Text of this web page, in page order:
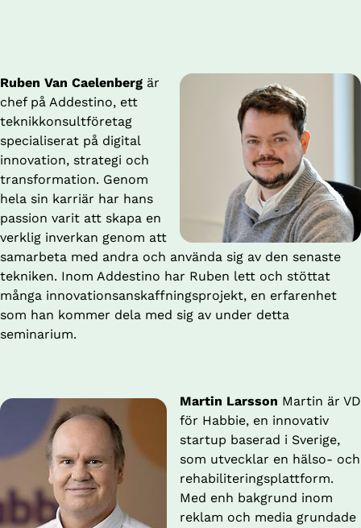
Ruben Van Caelenberg är
chef på Addestino, ett
teknikkonsultföretag
specialiserat på digital
innovation, strategi och
transformation. Genom
hela sin karriär har hans
passion varit att skapa en
verklig inverkan genom att
samarbeta med andra och använda sig av den senaste
tekniken. Inom Addestino har Ruben lett och stöttat
många innovationsanskaffningsprojekt, en erfarenhet
som han kommer dela med sig av under detta
seminarium.
Martin Larsson Martin är VD
för Habbie, en innovativ
startup baserad i Sverige,
som utvecklar en hälso- och
rehabiliteringsplattform.
Med enh bakgrund inom
reklam och media grundade